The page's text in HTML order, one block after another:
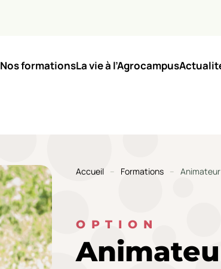
Nos formationsLa vie à l’Agrocampus
Accueil Formations
OPTION